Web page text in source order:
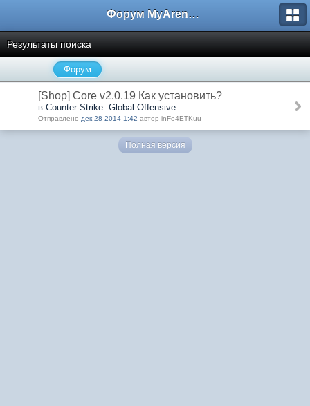
Форум MyArena.ru
Результаты поиска
Форум
[Shop] Core v2.0.19 Как установить?
в Counter-Strike: Global Offensive
Отправлено дек 28 2014 1:42 автор inFo4ETKuu
Полная версия